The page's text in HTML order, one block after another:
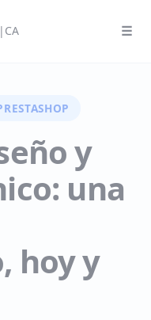
| CA ☰
y
una
hoy y